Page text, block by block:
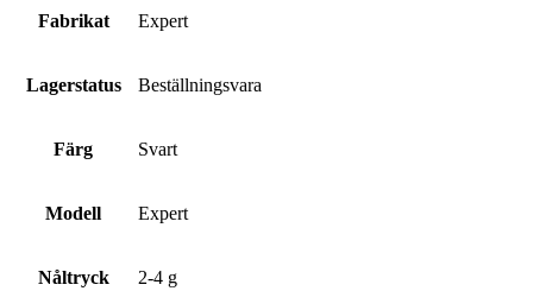
Fabrikat Expert
Lagerstatus Beställningsvara
Färg Svart
Modell Expert
Nåltryck 2-4 g